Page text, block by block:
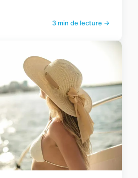
3 min de lecture →